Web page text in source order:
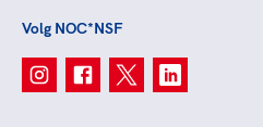
Volg NOC*NSF